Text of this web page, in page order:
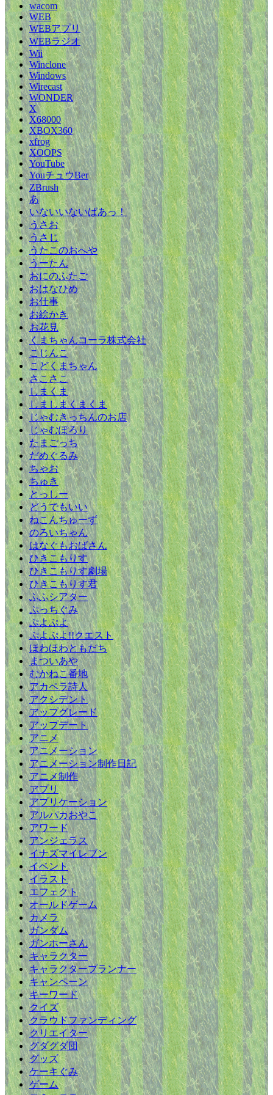
wacom
WEB
WEBアプリ
WEBラジオ
Wii
Winclone
Windows
Wirecast
WONDER
X
X68000
XBOX360
xfrog
XOOPS
YouTube
YouチュウBer
ZBrush
あ
いないいないばあっ！
うさお
うさじ
うたこのおへや
うーたん
おにのふたご
おはなひめ
お仕事
お絵かき
お花見
くまちゃんコーラ株式会社
こじんこ
こどくまちゃん
さこさこ
しまくま
しましまくまくま
じゃむきっちんのお店
じゃむぽろり
たまごっち
だめぐるみ
ちゃお
ちゅき
とっしー
どうでもいい
ねこんちゅーず
のろいちゃん
はなぐもおばさん
ひきこもりす
ひきこもりす劇場
ひきこもりす君
ふふシアター
ぷっちぐみ
ぷよぷよ
ぷよぷよ!!クエスト
ほわほわともだち
まついあや
むかねこ番地
アカペラ詩人
アクシデント
アップグレード
アップデート
アニメ
アニメーション
アニメーション制作日記
アニメ制作
アプリ
アプリケーション
アルパカおやこ
アワード
アンジェラス
イナズマイレブン
イベント
イラスト
エフェクト
オールドゲーム
カメラ
ガンダム
ガンホーさん
キャラクター
キャラクタープランナー
キャンペーン
キーワード
クイズ
クラウドファンディング
クリエイター
グダグダ団
グッズ
ケーキぐみ
ゲーム